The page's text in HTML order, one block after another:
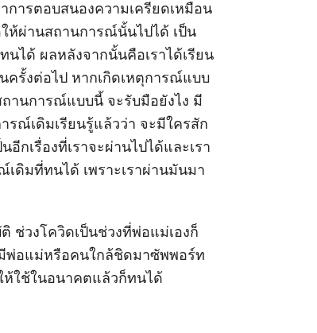
การตอบสนองความเครียดเหมือน
ห้ผ่านสถานการณ์นั้นไปได้ เป็น
นได้ ผลหลังจากนั้นคือเราได้เรียน
ครั้งต่อไป หากเกิดเหตุการณ์แบบ
ถานการณ์แบบนี้ จะรับมือยังไง มี
รณ์เดิมเรียนรู้แล้วว่า จะมีใครสัก
กเรื่องที่เราจะผ่านไปได้และเรา
เดิมที่ทนได้ เพราะเราผ่านมันมา
ช่วงโควิดเป็นช่วงที่พ่อแม่เองก็
พ่อแม่หรือคนใกล้ชิดมาซัพพอร์ท
ใช้ในอนาคตแล้วก็ทนได้